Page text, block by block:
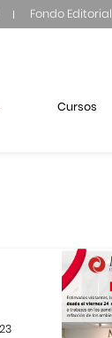
Fondo Editorial
Cursos